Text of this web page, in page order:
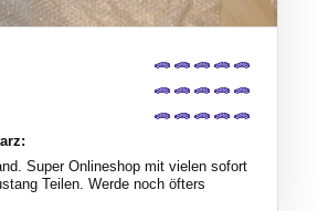
Super Onlineshop mit vielen sofort
Teilen. Werde noch öfters